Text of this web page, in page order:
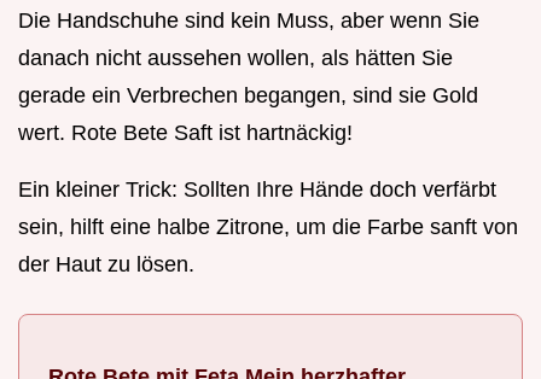
Die Handschuhe sind kein Muss, aber wenn Sie
danach nicht aussehen wollen, als hätten Sie
gerade ein Verbrechen begangen, sind sie Gold
wert. Rote Bete Saft ist hartnäckig!
Ein kleiner Trick: Sollten Ihre Hände doch verfärbt
sein, hilft eine halbe Zitrone, um die Farbe sanft von
der Haut zu lösen.